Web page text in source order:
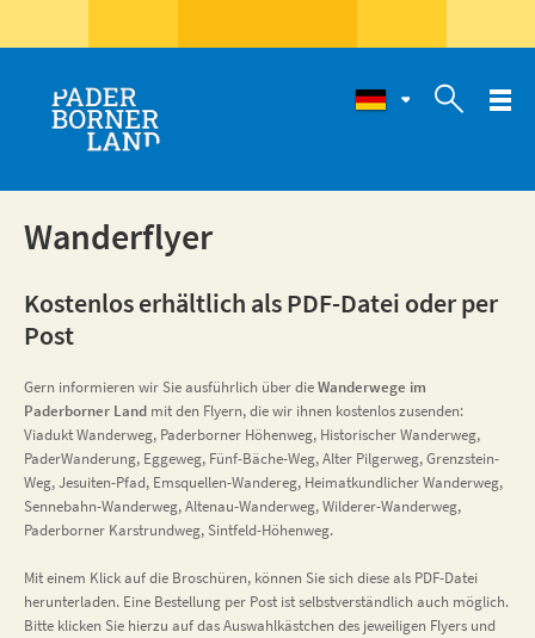

Wanderflyer
Kostenlos erhältlich als PDF-Datei oder per
Post
Gern informieren wir Sie ausführlich über dieWanderwege im
Paderborner Land mit den Flyern, die wir ihnen kostenlos zusenden:
Viadukt Wanderweg, Paderborner Höhenweg, Historischer Wanderweg,
PaderWanderung, Eggeweg, Fünf-Bäche-Weg, Alter Pilgerweg, Grenzstein-
Weg, Jesuiten-Pfad, Emsquellen-Wandereg, Heimatkundlicher Wanderweg,
Sennebahn-Wanderweg, Altenau-Wanderweg, Wilderer-Wanderweg,
Paderborner Karstrundweg, Sintfeld-Höhenweg.
Mit einem Klick auf die Broschüren, können Sie sich diese als PDF-Datei
herunterladen. Eine Bestellung per Post ist selbstverständlich auch möglich.
Bitte klicken Sie hierzu auf das Auswahlkästchen des jeweiligen Flyers und